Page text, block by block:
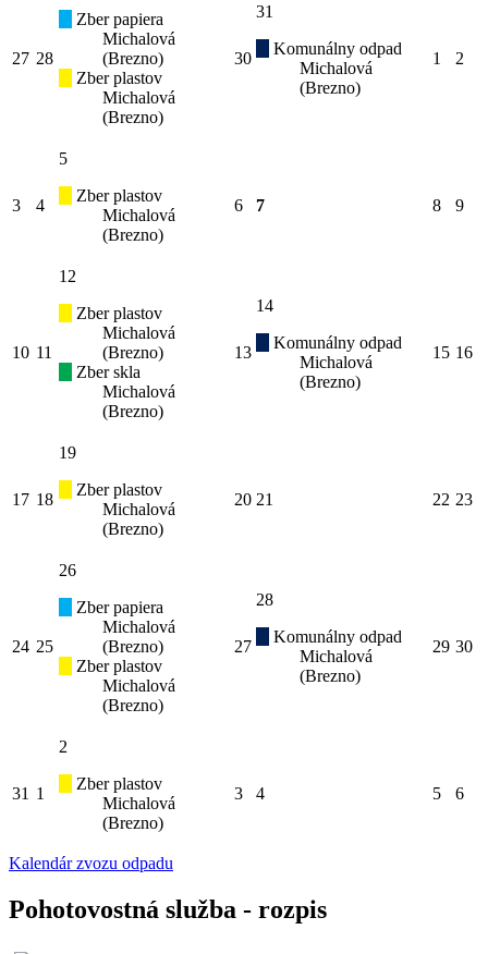
27 28
Zber papiera
Michalová
(Brezno)
Zber plastov
Michalová
(Brezno)
30
31
Komunálny odpad
Michalová
(Brezno)
1 2
3 4
5
Zber plastov
Michalová
(Brezno)
6 7 8 9
10 11
12
Zber plastov
Michalová
(Brezno)
Zber skla
Michalová
(Brezno)
13
14
Komunálny odpad
Michalová
(Brezno)
15 16
17 18
19
Zber plastov
Michalová
(Brezno)
20 21 22 23
24 25
26
Zber papiera
Michalová
(Brezno)
Zber plastov
Michalová
(Brezno)
27
28
Komunálny odpad
Michalová
(Brezno)
29 30
31 1
2
Zber plastov
Michalová
(Brezno)
3 4 5 6
Kalendár zvozu odpadu
Pohotovostná služba - rozpis